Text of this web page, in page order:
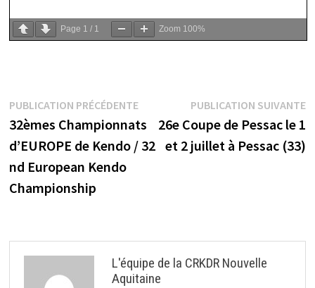
Page 1 / 1 Zoom 100%
Navigation
de
l’article
PUBLICATION PRÉCÉDENTEPublication
précédente :
32èmes Championnats
d’EUROPE de Kendo / 32
nd European Kendo
Championship
PUBLICATION SUIVANTE
26e Coupe de Pessac le 1
et 2 juillet à Pessac (33)
L'équipe de la CRKDR Nouvelle
Aquitaine